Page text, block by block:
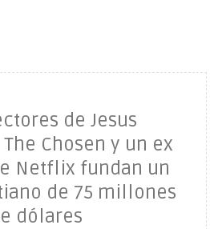
de Jesus
Chosen y un ex
Netflix fundan un
de 75 millones
dólares